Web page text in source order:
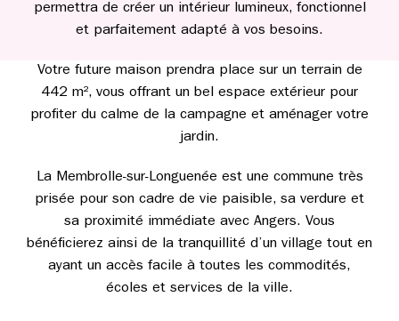
permettra de créer un intérieur lumineux, fonctionnel
et parfaitement adapté à vos besoins.
Votre future maison prendra place sur un terrain de
442 m², vous offrant un bel espace extérieur pour
profiter du calme de la campagne et aménager votre
jardin.
La Membrolle-sur-Longuenée est une commune très
prisée pour son cadre de vie paisible, sa verdure et
sa proximité immédiate avec Angers. Vous
bénéficierez ainsi de la tranquillité d’un village tout en
ayant un accès facile à toutes les commodités,
écoles et services de la ville.